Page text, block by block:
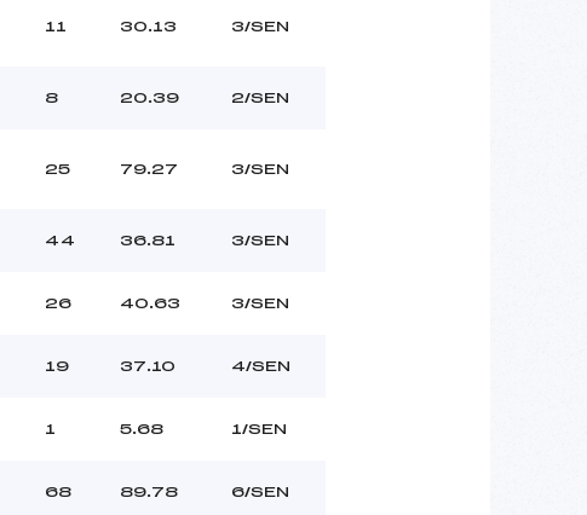
11 30.13 3/SEN
8 20.39 2/SEN
25 79.27 3/SEN
44 36.81 3/SEN
26 40.63 3/SEN
19 37.10 4/SEN
1 5.68 1/SEN
68 89.78 6/SEN